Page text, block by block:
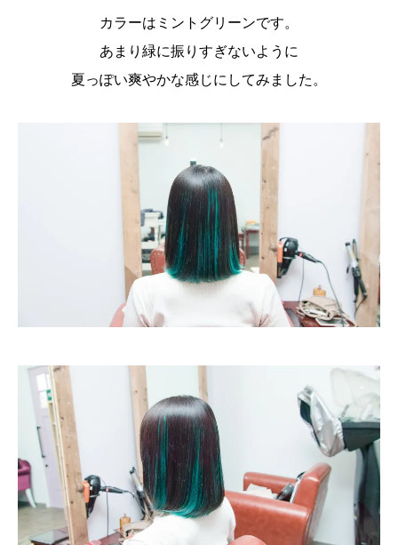
カラーはミントグリーンです。
あまり緑に振りすぎないように
夏っぽい爽やかな感じにしてみました。